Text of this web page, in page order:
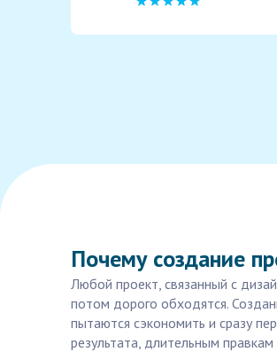
Почему создание
Любой проект, связанный с
потом дорого обходятся.
пытаются сэкономить и сразу
результата, длительным